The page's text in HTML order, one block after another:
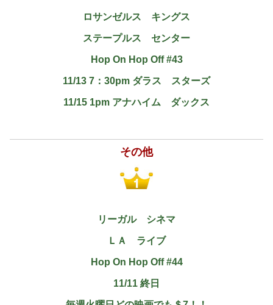
ロサンゼルス キングス
ステープルス センター
Hop On Hop Off #43
11/13 7：30pm ダラス スターズ
11/15 1pm アナハイム ダックス
その他
リーガル シネマ
ＬＡ ライブ
Hop On Hop Off #44
11/11 終日